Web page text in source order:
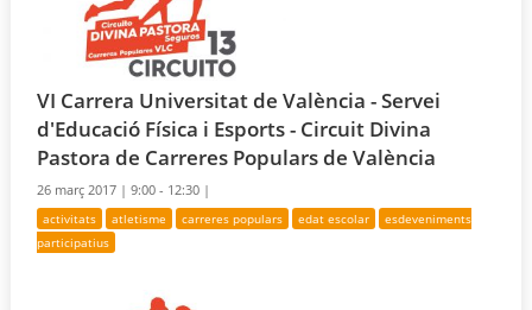
VI Carrera Universitat de València - Servei
d'Educació Física i Esports - Circuit Divina
Pastora de Carreres Populars de València
26 març 2017 |9:00 - 12:30 |
activitats atletisme carreres populars edat escolar
esdeveniments
participatius